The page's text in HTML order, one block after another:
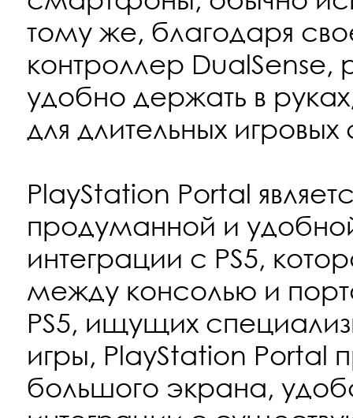
тому же, благодаря
контроллер
удобно держать в
для длительных
PlayStation Portal
продуманной и
интеграции с PS5,
между консолью и
PS5, ищущих
игры, PlayStation Portal
большого экрана,